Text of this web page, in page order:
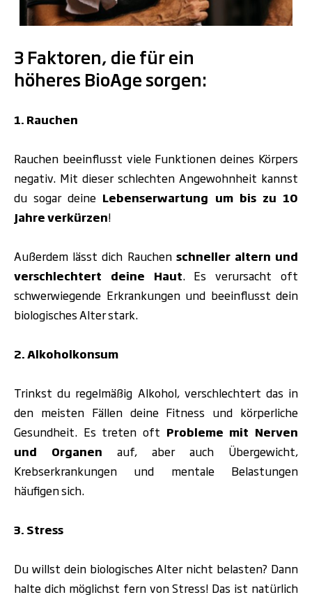
3 Faktoren, die für ein
höheres BioAge sorgen:
1. Rauchen
Rauchen beeinflusst viele Funktionen deines Körpers
negativ. Mit dieser schlechten Angewohnheit kannst
du sogar deine Lebenserwartung um bis zu 10
Jahre verkürzen!
Außerdem lässt dich Rauchen schneller altern und
verschlechtert deine Haut. Es verursacht oft
schwerwiegende Erkrankungen und beeinflusst dein
biologisches Alter stark.
2. Alkoholkonsum
Trinkst du regelmäßig Alkohol, verschlechtert das in
den meisten Fällen deine Fitness und körperliche
Gesundheit. Es treten oft Probleme mit Nerven
und Organen auf, aber auch Übergewicht,
Krebserkrankungen und mentale Belastungen
häufigen sich.
3. Stress
Du willst dein biologisches Alter nicht belasten? Dann
halte dich möglichst fern von Stress! Das ist natürlich